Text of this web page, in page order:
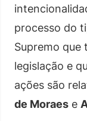
processo do
Supremo que
legislação e
ações são
de Moraes e